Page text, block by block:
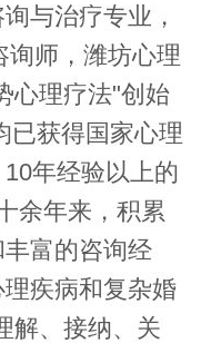
与治疗专业，
询师，潍坊心理
心理疗法"创始
已获得国家心理
年经验以上的
余年来，积累
富的咨询经
疾病和复杂婚
解、接纳、关